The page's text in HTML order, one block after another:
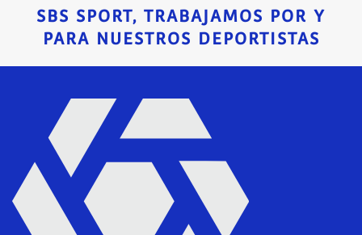
SBS SPORT, TRABAJAMOS POR Y
PARA NUESTROS DEPORTISTAS